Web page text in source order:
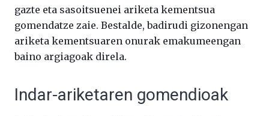
gazte eta sasoitsuenei ariketa kementsua
gomendatze zaie. Bestalde, badirudi gizonengan
ariketa kementsuaren onurak emakumeengan
baino argiagoak direla.
Indar-ariketaren gomendioak